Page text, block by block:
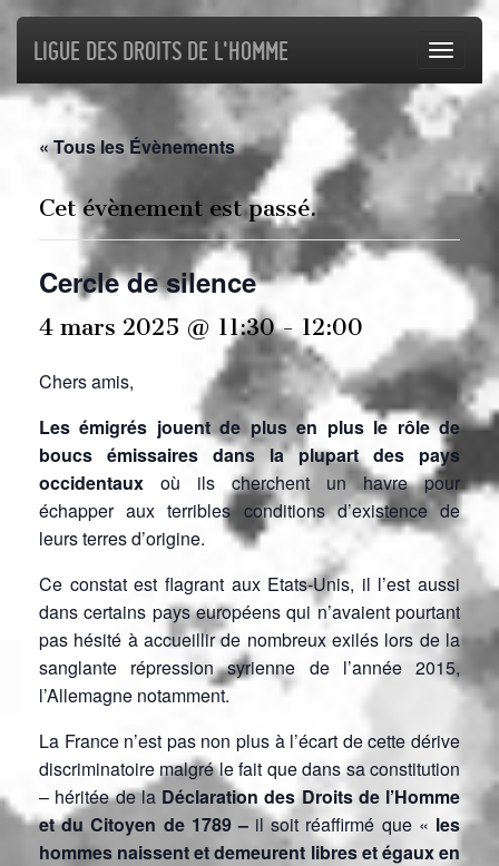
Ligue des droits de l'Homme
« Tous les Évènements
Cet évènement est passé.
Cercle de silence
4 mars 2025 @ 11:30- 12:00
Chers amis,
Les émigrés jouent de plus en plus le rôle de
boucs émissaires dans la plupart des pays
occidentaux où ils cherchent un havre pour
échapper aux terribles conditions d’existence de
leurs terres d’origine.
Ce constat est flagrant aux Etats-Unis, il l’est aussi
dans certains pays européens qui n’avaient pourtant
pas hésité à accueillir de nombreux exilés lors de la
sanglante répression syrienne de l’année 2015,
l’Allemagne notamment.
La France n’est pas non plus à l’écart de cette dérive
discriminatoire malgré le fait que dans sa constitution
– héritée de la Déclaration des Droits de l’Homme
et du Citoyen de 1789 – il soit réaffirmé que « les
hommes naissent et demeurent libres et égaux en